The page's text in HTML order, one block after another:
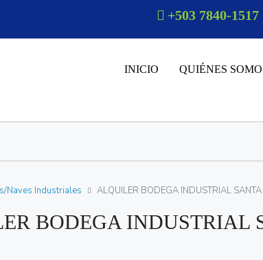
+503 7840-1517
INICIO QUIÉNES
Naves Industriales ALQUILER BODEGA INDUSTRIAL
BODEGA INDUSTRIAL